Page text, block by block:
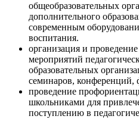
общеобразовательных
дополнительного
современным
воспитания.
организация и
мероприятий
образовательных
семинаров, конференций,
проведение
школьниками для
поступлению в